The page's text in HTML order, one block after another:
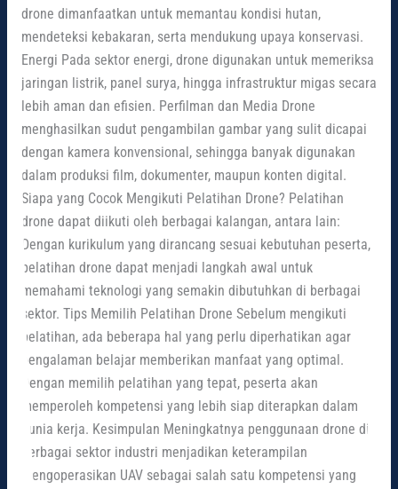
drone dimanfaatkan untuk memantau kondisi hutan,
mendeteksi kebakaran, serta mendukung upaya konservasi.
Energi Pada sektor energi, drone digunakan untuk memeriksa
jaringan listrik, panel surya, hingga infrastruktur migas secara
lebih aman dan efisien. Perfilman dan Media Drone
menghasilkan sudut pengambilan gambar yang sulit dicapai
dengan kamera konvensional, sehingga banyak digunakan
dalam produksi film, dokumenter, maupun konten digital.
Siapa yang Cocok Mengikuti Pelatihan Drone? Pelatihan
drone dapat diikuti oleh berbagai kalangan, antara lain:
Dengan kurikulum yang dirancang sesuai kebutuhan peserta,
pelatihan drone dapat menjadi langkah awal untuk
memahami teknologi yang semakin dibutuhkan di berbagai
sektor. Tips Memilih Pelatihan Drone Sebelum mengikuti
pelatihan, ada beberapa hal yang perlu diperhatikan agar
pengalaman belajar memberikan manfaat yang optimal.
Dengan memilih pelatihan yang tepat, peserta akan
memperoleh kompetensi yang lebih siap diterapkan dalam
dunia kerja. Kesimpulan Meningkatnya penggunaan drone di
berbagai sektor industri menjadikan keterampilan
mengoperasikan UAV sebagai salah satu kompetensi yang